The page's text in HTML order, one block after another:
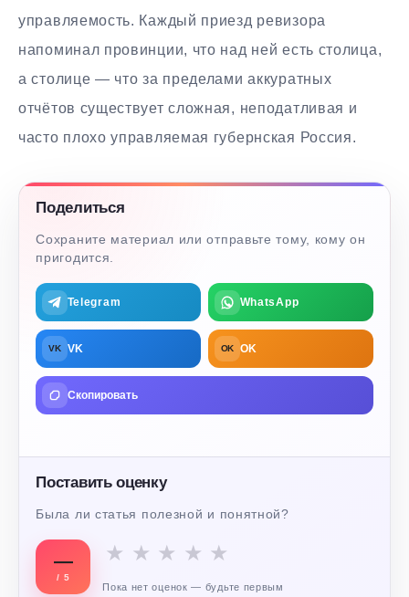
управляемость. Каждый приезд ревизора
напоминал провинции, что над ней есть столица,
а столице — что за пределами аккуратных
отчётов существует сложная, неподатливая и
часто плохо управляемая губернская Россия.
Поделиться
Сохраните материал или отправьте тому, кому он
пригодится.
Telegram WhatsApp
VK VK OK OK
Скопировать
Поставить оценку
Была ли статья полезной и понятной?
—
/ 5
★ ★ ★ ★ ★
Пока нет оценок — будьте первым